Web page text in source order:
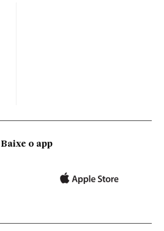
Baixe o app